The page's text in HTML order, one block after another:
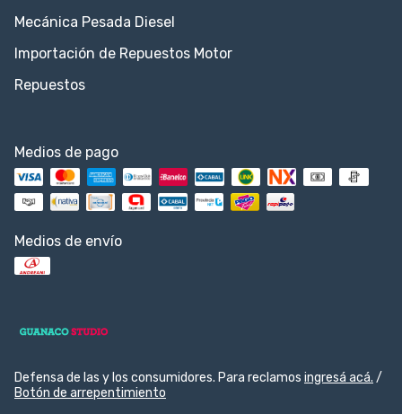
Mecánica Pesada Diesel
Importación de Repuestos Motor
Repuestos
Medios de pago
Medios de envío
Defensa de las y los consumidores. Para reclamos ingresá acá. /
Botón de arrepentimiento